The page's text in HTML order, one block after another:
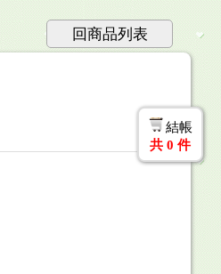
回商品列表
結帳
共 0 件